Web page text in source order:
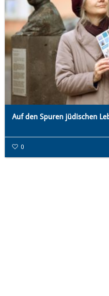
Auf den Spuren jüdischen
0